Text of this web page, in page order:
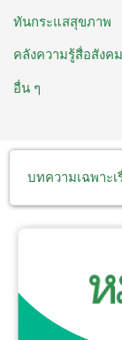
ทันกระแสสุขภาพ
คลังความรู้สื่อสังค
อื่น ๆ
บทความเฉพาะเ